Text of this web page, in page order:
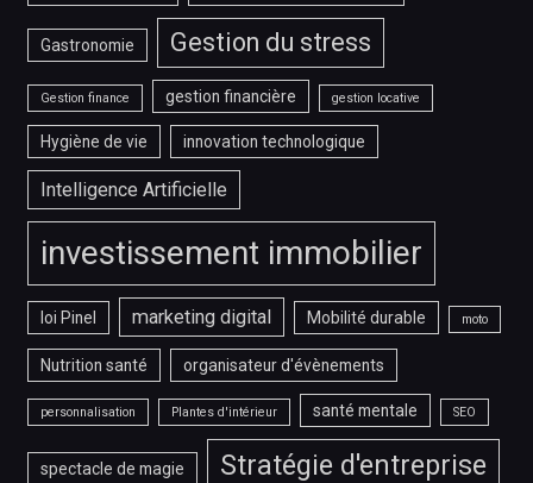
Gastronomie Gestion du stress
Gestion finance gestion financière gestion locative
Hygiène de vie innovation technologique
Intelligence Artificielle
investissement immobilier
loi Pinel marketing digital Mobilité durable moto
Nutrition santé organisateur d'évènements
personnalisation Plantes d'intérieur santé mentale SEO
spectacle de magie Stratégie d'entreprise